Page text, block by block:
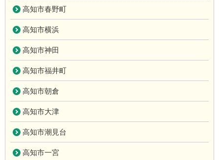
高知市春野町
高知市横浜
高知市神田
高知市福井町
高知市朝倉
高知市大津
高知市潮見台
高知市一宮